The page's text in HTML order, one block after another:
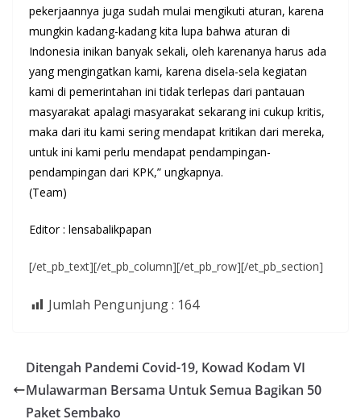
pekerjaannya juga sudah mulai mengikuti aturan, karena
mungkin kadang-kadang kita lupa bahwa aturan di
Indonesia inikan banyak sekali, oleh karenanya harus ada
yang mengingatkan kami, karena disela-sela kegiatan
kami di pemerintahan ini tidak terlepas dari pantauan
masyarakat apalagi masyarakat sekarang ini cukup kritis,
maka dari itu kami sering mendapat kritikan dari mereka,
untuk ini kami perlu mendapat pendampingan-
pendampingan dari KPK,” ungkapnya.
(Team)
Editor : lensabalikpapan
[/et_pb_text][/et_pb_column][/et_pb_row][/et_pb_section]
Jumlah Pengunjung : 164
Ditengah Pandemi Covid-19, Kowad Kodam VI
Mulawarman Bersama Untuk Semua Bagikan 50
Paket Sembako